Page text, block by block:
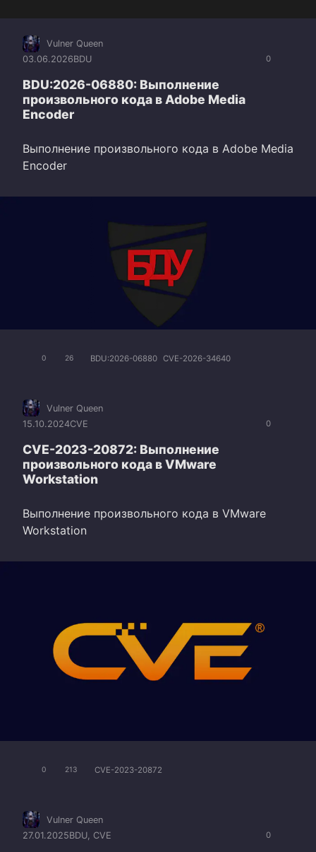
0
Vulner Queen
03.06.2026BDU
BDU:2026-06880: Выполнение
произвольного кода в Adobe Media
Encoder
Выполнение произвольного кода в Adobe Media
Encoder
0 26 BDU:2026-06880 CVE-2026-34640
0
Vulner Queen
15.10.2024CVE
CVE-2023-20872: Выполнение
произвольного кода в VMware
Workstation
Выполнение произвольного кода в VMware
Workstation
0 213 CVE-2023-20872
0
Vulner Queen
27.01.2025BDU CVE